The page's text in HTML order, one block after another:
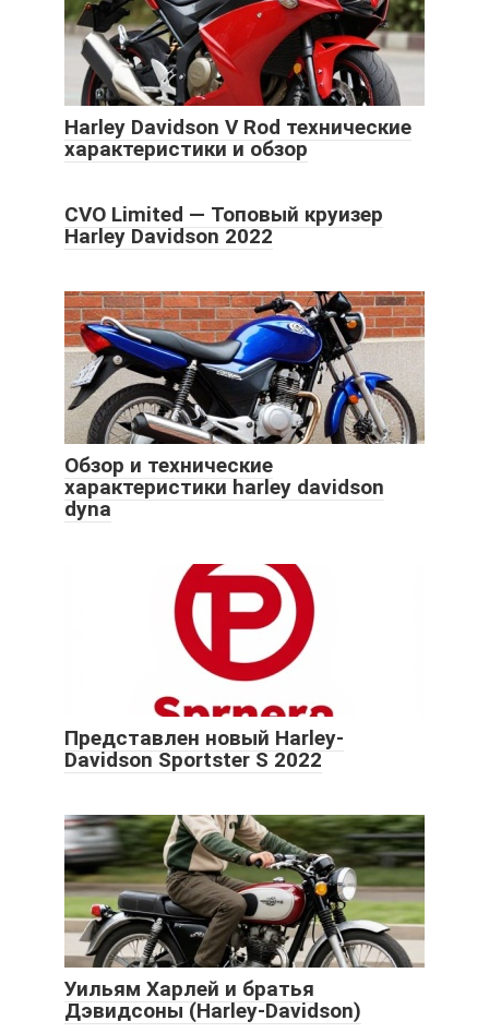
Harley Davidson V Rod технические
характеристики и обзор
CVO Limited — Топовый круизер
Harley Davidson 2022
Обзор и технические
характеристики harley davidson
dyna
Представлен новый Harley-
Davidson Sportster S 2022
Уильям Харлей и братья
Дэвидсоны (Harley-Davidson)